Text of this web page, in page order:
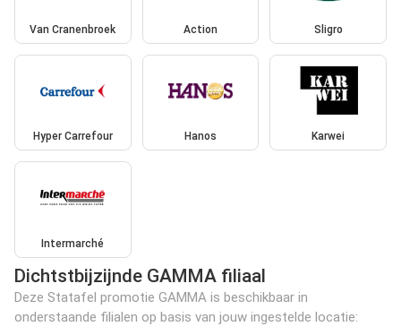
Van Cranenbroek Action Sligro
Hyper Carrefour Hanos Karwei
Intermarché
Dichtstbijzijnde GAMMA filiaal
Deze Statafel promotie GAMMA is beschikbaar in
onderstaande filialen op basis van jouw ingestelde locatie: